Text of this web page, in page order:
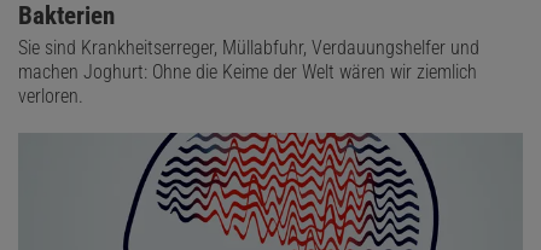
Bakterien
Sie sind Krankheitserreger, Müllabfuhr, Verdauungshelfer und
machen Joghurt: Ohne die Keime der Welt wären wir ziemlich
verloren.